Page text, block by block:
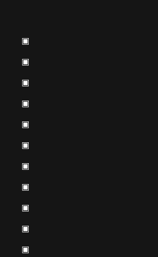
▣
▣
▣
▣
▣
▣
▣
▣
▣
▣
▣